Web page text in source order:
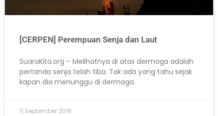
[CERPEN] Perempuan Senja dan Laut
SuaraKita.org – Melihatnya di atas dermaga adalah
pertanda senja telah tiba. Tak ada yang tahu sejak
kapan dia menunggu di dermaga.
11 September 2016